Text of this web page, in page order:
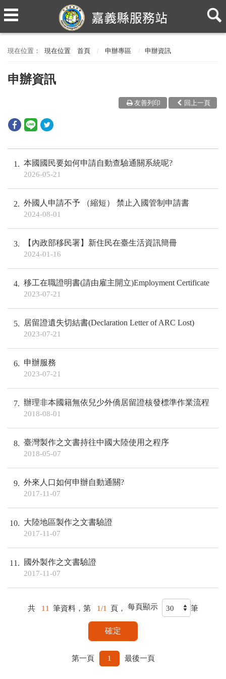
現在位置 首頁 申辦專區 申辦資訊
申辦資訊
回上一頁
友善列印
1 本國國民要如何申請自動查驗通關系統呢?
2026-05-21
2 外國人申請不予 （縮短） 禁止入國管制申請書
2024-08-01
3 【內政部移民署】新住民在臺生活資訊簡冊
2024-01-16
4 移工在職證明書(請由雇主開立)Employment Certificate
2023-07-21
5 居留證遺失切結書(Declaration Letter of ARC Lost)
2023-07-21
6 申辦服務
2023-07-21
7 辦理非本國籍無依兒少外僑居留證核發標準作業流程
2018-08-01
8 臺灣製作之文書持往中國大陸使用之程序
2018-05-07
9 外來人口如何申辦自動通關?
2017-11-07
10 大陸地區製作之文書驗證
2017-11-07
11 國外製作之文書驗證
2017-11-07
共 11 筆資料，第 1/1 頁， 每頁顯示 筆
第一頁 1 最後一頁